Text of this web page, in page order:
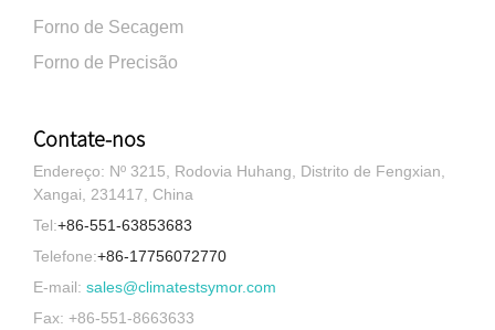
Forno de Secagem
Forno de Precisão
Contate-nos
Endereço: Nº 3215, Rodovia Huhang, Distrito de Fengxian,
Xangai, 231417, China
Tel:+86-551-63853683
Telefone:+86-17756072770
E-mail: sales@climatestsymor.com
Fax: +86-551-8663633